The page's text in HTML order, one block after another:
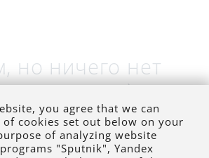
но ничего нет
время)
you agree that we can
of cookies set out below on your
of analyzing website
"Sputnik", Yandex